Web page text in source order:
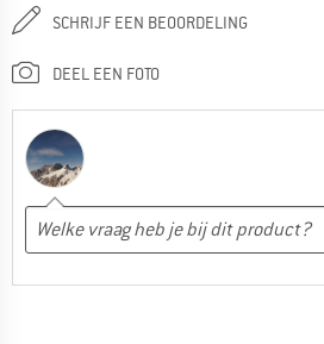
SCHRIJF EEN BEOORDELING
DEEL EEN FOTO